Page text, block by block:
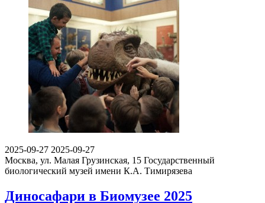
2025-09-27 2025-09-27
Москва, ул. Малая Грузинская, 15 Государственный
биологический музей имени К.А. Тимирязева
Диносафари в Биомузее 2025